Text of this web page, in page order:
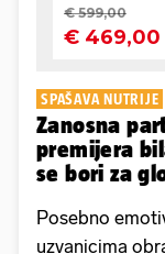
SPAŠAVA NUTRIJE
Zanosna
premijera
se bori za
Posebno
uzvanicima